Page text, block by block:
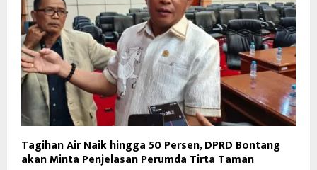
Tagihan Air Naik hingga 50 Persen, DPRD Bontang
akan Minta Penjelasan Perumda Tirta Taman